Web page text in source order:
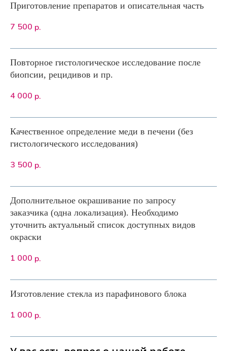
Приготовление препаратов и описательная часть
7 500 р.
Повторное гистологическое исследование после
биопсии, рецидивов и пр.
4 000 р.
Качественное определение меди в печени (без
гистологического исследования)
3 500 р.
Дополнительное окрашивание по запросу
заказчика (одна локализация). Необходимо
уточнить актуальный список доступных видов
окраски
1 000 р.
Изготовление стекла из парафинового блока
1 000 р.